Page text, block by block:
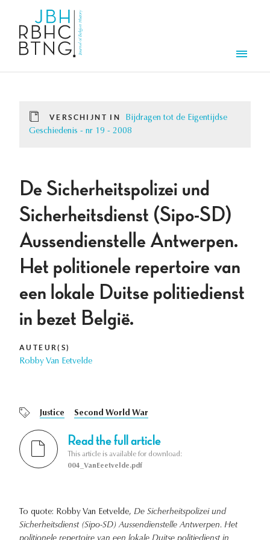
VERSCHIJNT IN
Bijdragen tot de Eigentijdse
Geschiedenis - nr 19 - 2008
De Sicherheitspolizei und
Sicherheitsdienst (Sipo-SD)
Aussendienstelle Antwerpen.
Het politionele repertoire van
een lokale Duitse politiedienst
in bezet België.
AUTEUR(S)
Robby Van Eetvelde
Justice Second World War
Read the full article
This article is available for download:
004_VanEeetvelde.pdf
To quote: Robby Van Eetvelde, De Sicherheitspolizei und
Sicherheitsdienst (Sipo-SD) Aussendienstelle Antwerpen. Het